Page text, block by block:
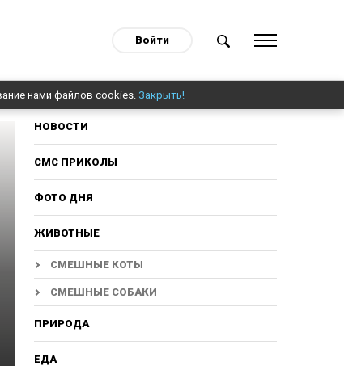
Войти
нами файлов cookies. Закрыть!
НОВОСТИ
СМС ПРИКОЛЫ
ФОТО ДНЯ
ЖИВОТНЫЕ
СМЕШНЫЕ КОТЫ
СМЕШНЫЕ СОБАКИ
ПРИРОДА
ЕДА